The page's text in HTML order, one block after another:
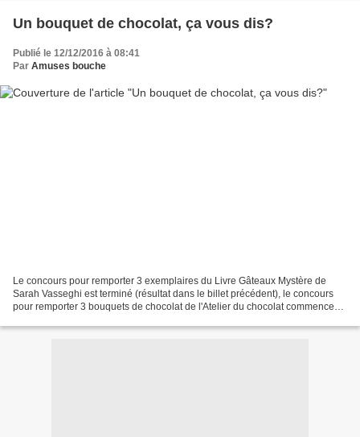
Un bouquet de chocolat, ça vous dis?
Publié le 12/12/2016 à 08:41
Par Amuses bouche
Le concours pour remporter 3 exemplaires du Livre Gâteaux Mystère de
Sarah Vasseghi est terminé (résultat dans le billet précédent), le concours
pour remporter 3 bouquets de chocolat de l'Atelier du chocolat commence